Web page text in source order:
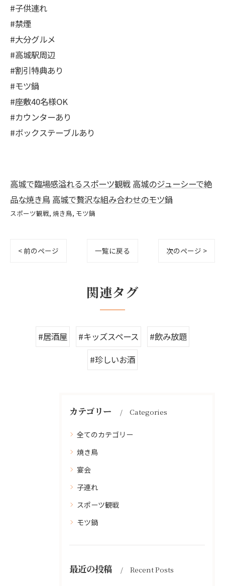
#子供連れ
#禁煙
#大分グルメ
#高城駅周辺
#割引特典あり
#モツ鍋
#座敷40名様OK
#カウンターあり
#ボックステーブルあり
高城で臨場感溢れるスポーツ観戦 高城のジューシーで絶
品な焼き鳥 高城で贅沢な組み合わせのモツ鍋
スポーツ観戦 焼き鳥 モツ鍋
< 前のページ 一覧に戻る 次のページ >
関連タグ
#居酒屋 #キッズスペース
#飲み放題
#珍しいお酒
カテゴリー Categories
全てのカテゴリー
焼き鳥
宴会
子連れ
スポーツ観戦
モツ鍋
最近の投稿 Recent Posts